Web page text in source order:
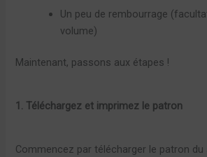
Un peu de rembourrage
volume)
Maintenant, passons aux étapes !
1. Téléchargez et imprimez le patron
Commencez par télécharger le patron